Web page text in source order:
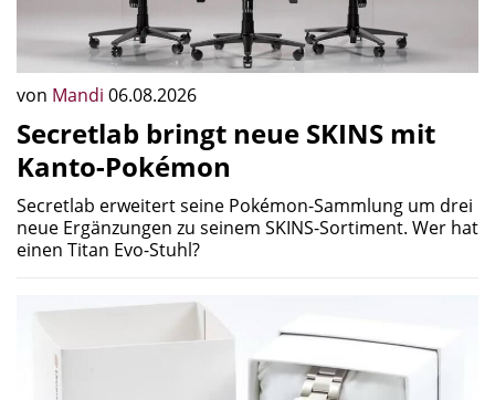
von Mandi 06.08.2026
Secretlab bringt neue SKINS mit
Kanto-Pokémon
Secretlab erweitert seine Pokémon-Sammlung um drei
neue Ergänzungen zu seinem SKINS-Sortiment. Wer hat
einen Titan Evo-Stuhl?